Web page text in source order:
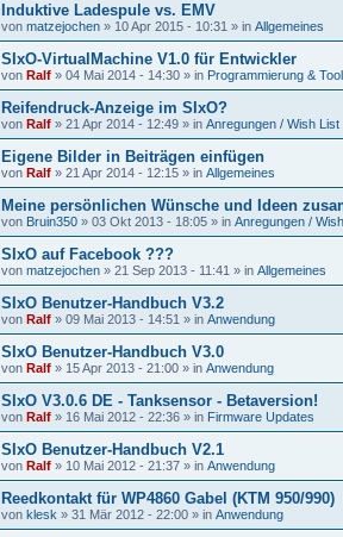
Induktive Ladespule vs. EMV
von matzejochen » 10 Apr 2015 - 10:31 » in Allgemeines
SIxO-VirtualMachine V1.0 für Entwickler
von Ralf » 04 Mai 2014 - 14:30 » in Programmierung &
Reifendruck-Anzeige im SIxO?
von Ralf » 21 Apr 2014 - 12:49 » in Anregungen / Wish List
Eigene Bilder in Beiträgen einfügen
von Ralf » 21 Apr 2014 - 12:15 » in Allgemeines
Meine persönlichen Wünsche und Ideen
von Bruin350 » 03 Okt 2013 - 18:05 » in Anregungen /
SIxO auf Facebook ???
von matzejochen » 21 Sep 2013 - 11:41 » in Allgemeines
SIxO Benutzer-Handbuch V3.2
von Ralf » 09 Mai 2013 - 14:51 » in Anwendung
SIxO Benutzer-Handbuch V3.0
von Ralf » 15 Apr 2013 - 21:00 » in Anwendung
SIxO V3.0.6 DE - Tanksensor - Betaversion!
von Ralf » 16 Mai 2012 - 22:36 » in Firmware Updates
SIxO Benutzer-Handbuch V2.1
von Ralf » 10 Mai 2012 - 21:37 » in Anwendung
Reedkontakt für WP4860 Gabel (KTM 950/990)
von klesk » 31 Mär 2012 - 22:00 » in Anwendung